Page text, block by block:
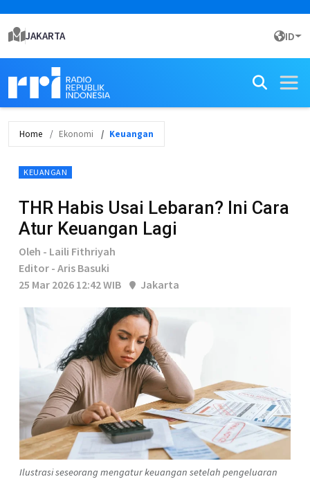
JAKARTA ID
Home Ekonomi Keuangan
KEUANGAN
THR Habis Usai Lebaran? Ini Cara
Atur Keuangan Lagi
Oleh - Laili Fithriyah
Editor - Aris Basuki
25 Mar 2026 12:42 WIB
Jakarta
Ilustrasi seseorang mengatur keuangan setelah pengeluaran